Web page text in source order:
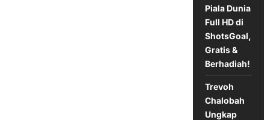
Piala Dunia
Full HD di
ShotsGoal,
Gratis &
Berhadiah!
Trevoh
Chalobah
Ungkap